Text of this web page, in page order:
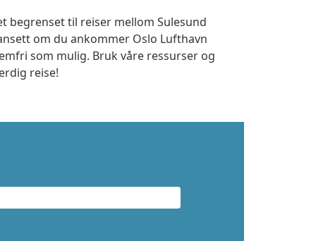
begrenset til reiser mellom Sulesund
om du ankommer Oslo Lufthavn
som mulig. Bruk våre ressurser og
reise!